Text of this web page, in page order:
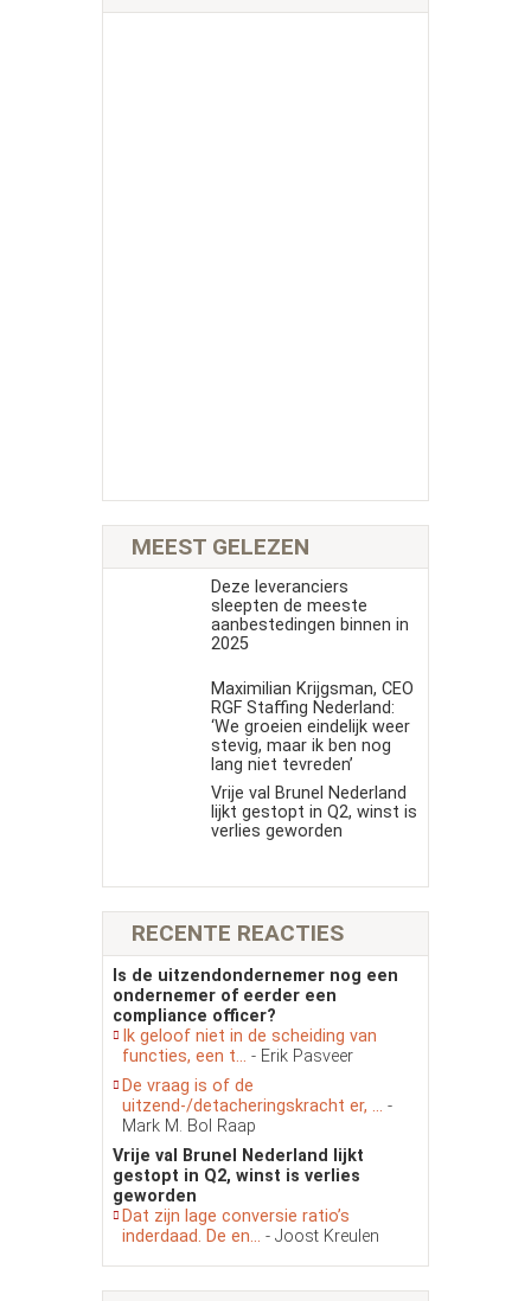
MEEST GELEZEN
Deze leveranciers
sleepten de meeste
aanbestedingen binnen in
2025
Maximilian Krijgsman, CEO
RGF Staffing Nederland:
‘We groeien eindelijk weer
stevig, maar ik ben nog
lang niet tevreden’
Vrije val Brunel Nederland
lijkt gestopt in Q2, winst is
verlies geworden
RECENTE REACTIES
Is de uitzendondernemer nog een
ondernemer of eerder een
compliance officer?
Ik geloof niet in de scheiding van
functies, een t... - Erik Pasveer
De vraag is of de
uitzend-/detacheringskracht er, ... -
Mark M. Bol Raap
Vrije val Brunel Nederland lijkt
gestopt in Q2, winst is verlies
geworden
Dat zijn lage conversie ratio’s
inderdaad. De en... - Joost Kreulen